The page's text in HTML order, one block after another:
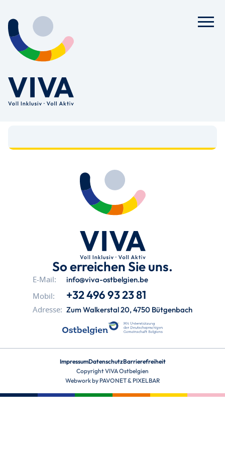
So erreichen Sie uns.
E-Mail: info@viva-ostbelgien.be
Mobil: +32 496 93 23 81
Adresse: Zum Walkerstal 20, 4750 Bütgenbach
ImpressumDatenschutzBarrierefreiheit
Copyright VIVA Ostbelgien
Webwork by PAVONET& PIXELBAR